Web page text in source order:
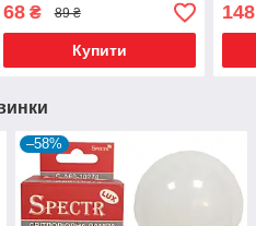
68₴ 89 ₴
Купити
–58%